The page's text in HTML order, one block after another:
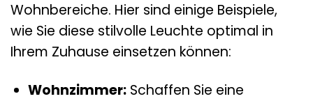
Wohnbereiche. Hier sind einige Beispiele,
wie Sie diese stilvolle Leuchte optimal in
Ihrem Zuhause einsetzen können:
Wohnzimmer:Schaffen Sie eine